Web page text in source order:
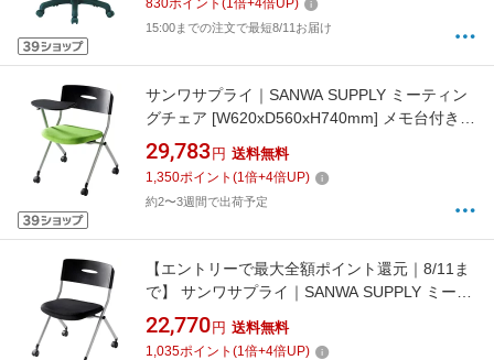
830ポイント (1倍+4倍UP)
15:00までの注文で最短8/11お届け
サンワサプライ｜SANWA SUPPLY ミーティン
グチェア [W620xD560xH740mm] メモ台付き
グリーン SNC-ST6MAG[SNCST6MAG]
29,783 円 送料無料
1,350ポイント (1倍+4倍UP)
約2〜3週間で出荷予定
【エントリーで最大全額ポイント還元｜8/11ま
で】 サンワサプライ｜SANWA SUPPLY ミーテ
ィングチェア [W550xD560xH740mm] ブラック
SNC-ST6BK[SNCST6BK]
22,770 円 送料無料
1,035ポイント (1倍+4倍UP)